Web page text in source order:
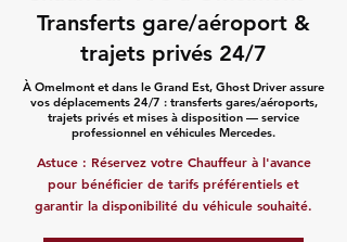
Transferts gare/aéroport &
trajets privés 24/7
À Omelmont et dans le Grand Est, Ghost Driver assure
vos déplacements 24/7 : transferts gares/aéroports,
trajets privés et mises à disposition — service
professionnel en véhicules Mercedes.
Astuce : Réservez votre Chauffeur à l'avance
pour bénéficier de tarifs préférentiels et
garantir la disponibilité du véhicule souhaité.